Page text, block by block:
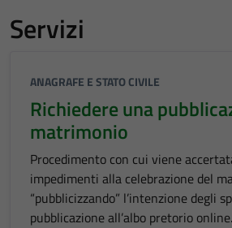
Servizi
ANAGRAFE E STATO CIVILE
Richiedere una
matrimonio
Procedimento con cui viene
impedimenti alla celebrazione del
“pubblicizzando” l’intenzione degli
pubblicazione all’albo pretorio online.